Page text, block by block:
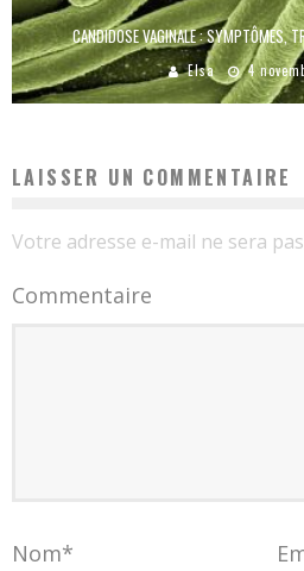
CANDIDOSE VAGINALE : SYMPTÔMES,
Elsa 4
LAISSER UN COMMENTAIRE
Votre adresse e-mail ne sera
Commentaire
Nom*